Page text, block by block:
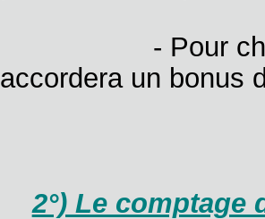
- Pour chaque
accordera un bonus
2°) Le comptage